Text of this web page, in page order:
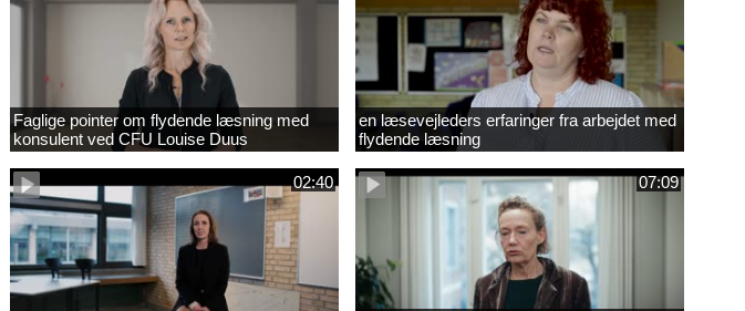
Faglige pointer om flydende læsning med
konsulent ved CFU Louise Duus
en læsevejleders erfaringer fra arbejdet med
flydende læsning
02:40 07:09